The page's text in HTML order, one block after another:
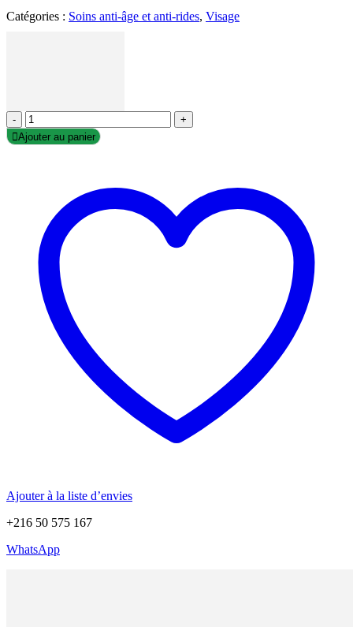
Catégories : Soins anti-âge et anti-rides, Visage
-
+
Ajouter au panier
Ajouter à la liste d’envies
+216 50 575 167
WhatsApp